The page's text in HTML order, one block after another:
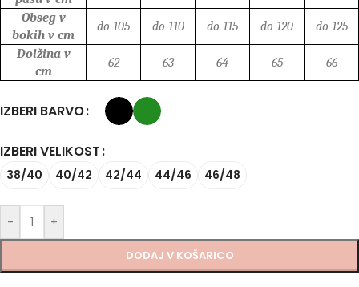
Obseg v
bokih v cm
do 105 do 110 do 115 do 120
do 125
Dolžina v
cm
62 63 64 65 66
IZBERI BARVO
IZBERI VELIKOST
38/40 40/42 42/44 44/46 46/48
- +
DODAJ V KOŠARICO